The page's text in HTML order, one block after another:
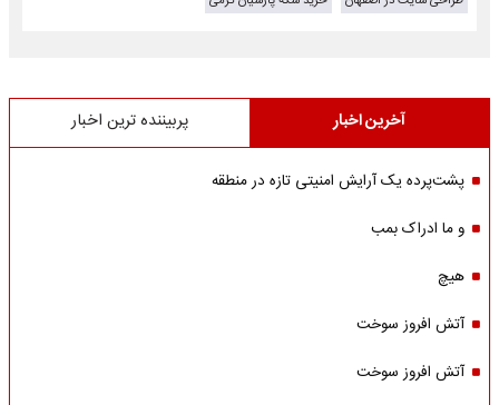
آخرین اخبار پربیننده ترین اخبار
پشت‌پرده یک آرایش امنیتی تازه در منطقه
و ما ادراک بمب
هیچ
آتش افروز سوخت
آتش افروز سوخت